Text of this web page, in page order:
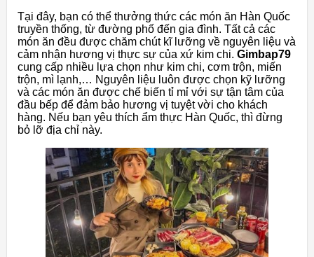
Tại đây, bạn có thể thưởng thức các món ăn Hàn Quốc
truyền thống, từ đường phố đến gia đình. Tất cả các
món ăn đều được chăm chút kĩ lưỡng về nguyên liệu và
cảm nhận hương vị thực sự của xứ kim chi. Gimbap79
cung cấp nhiều lựa chọn như kim chi, cơm trộn, miến
trộn, mì lạnh,… Nguyên liệu luôn được chọn kỹ lưỡng
và các món ăn được chế biến tỉ mỉ với sự tận tâm của
đầu bếp để đảm bảo hương vị tuyệt vời cho khách
hàng. Nếu bạn yêu thích ẩm thực Hàn Quốc, thì đừng
bỏ lỡ địa chỉ này.